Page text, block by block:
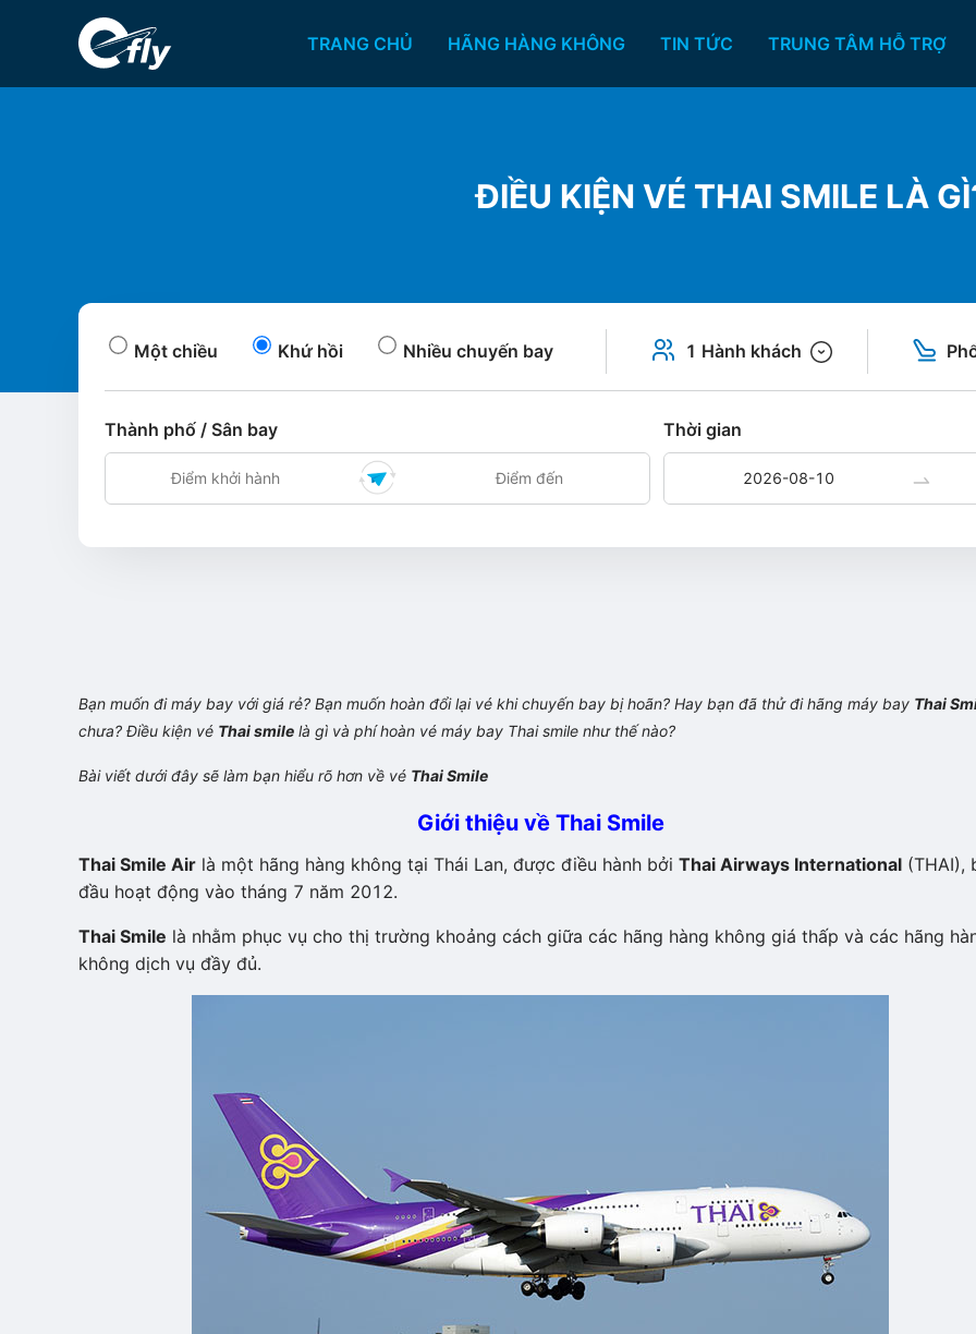
TRANG CHỦ HÃNG HÀNG KHÔNG TIN TỨC TRUNG TÂM HỖ TRỢ
ĐIỀU KIỆN VÉ THAI SMILE LÀ
Một chiều Khứ hồi Nhiều chuyến bay 1 Hành khách
Thành phố / Sân bay Thời gian
Bạn muốn đi máy bay với giá rẻ? Bạn muốn hoàn đổi lại vé khi chuyến bay bị hoãn? Hay bạn đã thử đi hãng máy bay Thai
chưa? Điều kiện vé Thai smile là gì và phí hoàn vé máy bay Thai smile như thế nào?
Bài viết dưới đây sẽ làm bạn hiểu rõ hơn về vé Thai Smile
Giới thiệu về Thai Smile
Thai Smile Air là một hãng hàng không tại Thái Lan, được điều hành bởi Thai Airways International (THAI),
đầu hoạt động vào tháng 7 năm 2012.
Thai Smile là nhằm phục vụ cho thị trường khoảng cách giữa các hãng hàng không giá thấp và các hãng
không dịch vụ đầy đủ.